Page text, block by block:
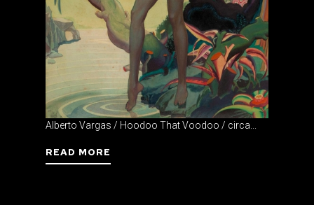
Alberto Vargas / Hoodoo That Voodoo / circa...
READ MORE